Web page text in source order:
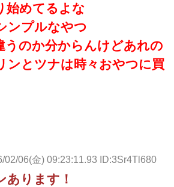
始めてるよな
ンプルなやつ
うのか分からんけどあれの
ンとツナは時々おやつに買
02/06(金) 09:23:11.93 ID:3Sr4Tl680
あります！